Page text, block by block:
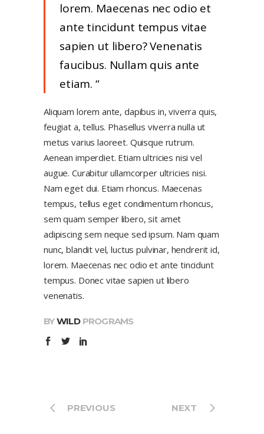
lorem. Maecenas nec odio et
ante tincidunt tempus vitae
sapien ut libero? Venenatis
faucibus. Nullam quis ante
etiam.
Aliquam lorem ante, dapibus in, viverra quis,
feugiat a, tellus. Phasellus viverra nulla ut
metus varius laoreet. Quisque rutrum.
Aenean imperdiet. Etiam ultricies nisi vel
augue. Curabitur ullamcorper ultricies nisi.
Nam eget dui. Etiam rhoncus. Maecenas
tempus, tellus eget condimentum rhoncus,
sem quam semper libero, sit amet
adipiscing sem neque sed ipsum. Nam quam
nunc, blandit vel, luctus pulvinar, hendrerit id,
lorem. Maecenas nec odio et ante tincidunt
tempus. Donec vitae sapien ut libero
venenatis.
BYWILD PROGRAMS
PREVIOUS NEXT